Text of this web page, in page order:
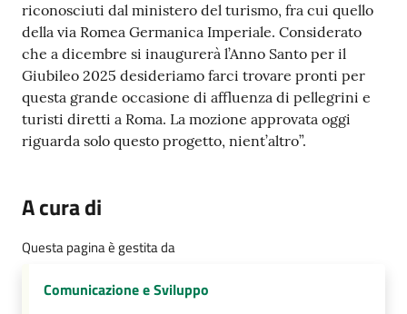
riconosciuti dal ministero del turismo, fra cui quello
della via Romea Germanica Imperiale. Considerato
che a dicembre si inaugurerà l’Anno Santo per il
Giubileo 2025 desideriamo farci trovare pronti per
questa grande occasione di affluenza di pellegrini e
turisti diretti a Roma. La mozione approvata oggi
riguarda solo questo progetto, nient’altro”.
A cura di
Questa pagina è gestita da
Comunicazione e Sviluppo